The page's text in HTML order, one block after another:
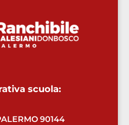
scuola:
90144